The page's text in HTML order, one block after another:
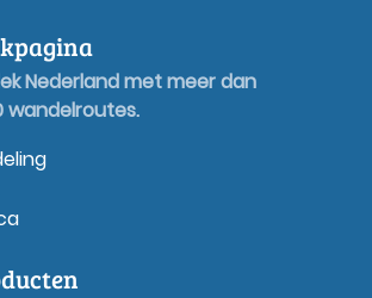
Nederland met meer dan
wandelroutes.